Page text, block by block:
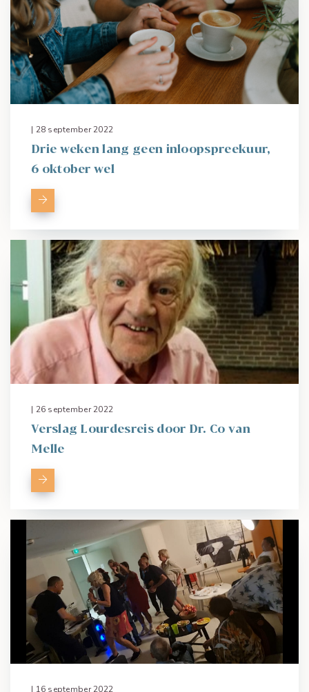
| 28 september 2022
Drie weken lang geen inloopspreekuur,
6 oktober wel
| 26 september 2022
Verslag Lourdesreis door Dr. Co van
Melle
| 16 september 2022